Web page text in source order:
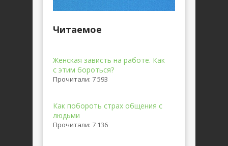
Читаемое
Женская зависть на работе. Как
с этим бороться?
Прочитали: 7 593
Как побороть страх общения с
людьми
Прочитали: 7 136